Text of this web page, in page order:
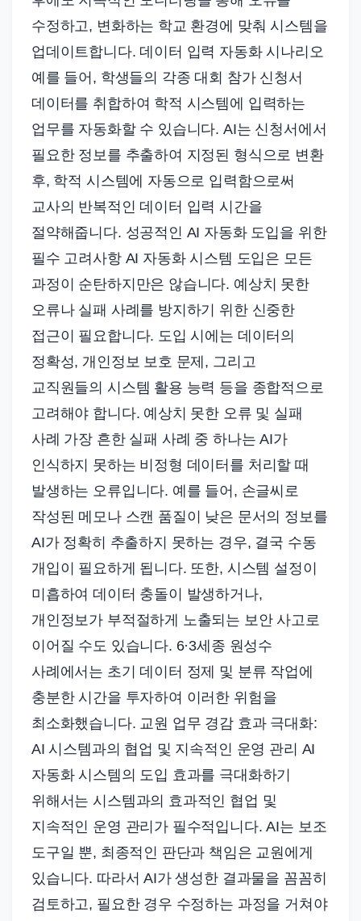
수정하고, 변화하는 학교 환경에 맞춰 시스템을
업데이트합니다. 데이터 입력 자동화 시나리오
예를 들어, 학생들의 각종 대회 참가 신청서
데이터를 취합하여 학적 시스템에 입력하는
업무를 자동화할 수 있습니다. AI는 신청서에서
필요한 정보를 추출하여 지정된 형식으로 변환
후, 학적 시스템에 자동으로 입력함으로써
교사의 반복적인 데이터 입력 시간을
절약해줍니다. 성공적인 AI 자동화 도입을 위한
필수 고려사항 AI 자동화 시스템 도입은 모든
과정이 순탄하지만은 않습니다. 예상치 못한
오류나 실패 사례를 방지하기 위한 신중한
접근이 필요합니다. 도입 시에는 데이터의
정확성, 개인정보 보호 문제, 그리고
교직원들의 시스템 활용 능력 등을 종합적으로
고려해야 합니다. 예상치 못한 오류 및 실패
사례 가장 흔한 실패 사례 중 하나는 AI가
인식하지 못하는 비정형 데이터를 처리할 때
발생하는 오류입니다. 예를 들어, 손글씨로
작성된 메모나 스캔 품질이 낮은 문서의 정보를
AI가 정확히 추출하지 못하는 경우, 결국 수동
개입이 필요하게 됩니다. 또한, 시스템 설정이
미흡하여 데이터 충돌이 발생하거나,
개인정보가 부적절하게 노출되는 보안 사고로
이어질 수도 있습니다. 6·3세종 원성수
사례에서는 초기 데이터 정제 및 분류 작업에
충분한 시간을 투자하여 이러한 위험을
최소화했습니다. 교원 업무 경감 효과 극대화:
AI 시스템과의 협업 및 지속적인 운영 관리 AI
자동화 시스템의 도입 효과를 극대화하기
위해서는 시스템과의 효과적인 협업 및
지속적인 운영 관리가 필수적입니다. AI는 보조
도구일 뿐, 최종적인 판단과 책임은 교원에게
있습니다. 따라서 AI가 생성한 결과물을 꼼꼼히
검토하고, 필요한 경우 수정하는 과정을 거쳐야